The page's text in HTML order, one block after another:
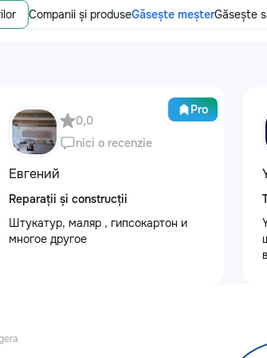
Companii și produseGăsește meșterGăsește
Pro
0,0
nici o recenzie
Евгений
Reparații și construcții
Штукатур, маляр , гипсокартон и
многое другое